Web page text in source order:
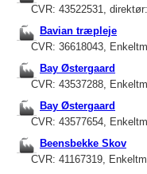
CVR: 43522531,
Bavian træpleje
CVR: 36618043,
Bay Østergaard
CVR: 43537288,
Bay Østergaard
CVR: 43577654,
Beensbekke Skov
CVR: 41167319,